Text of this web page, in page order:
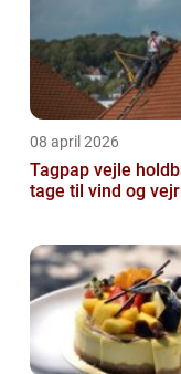
08 april 2026
Tagpap vejle holdbare
tage til vind og vejr